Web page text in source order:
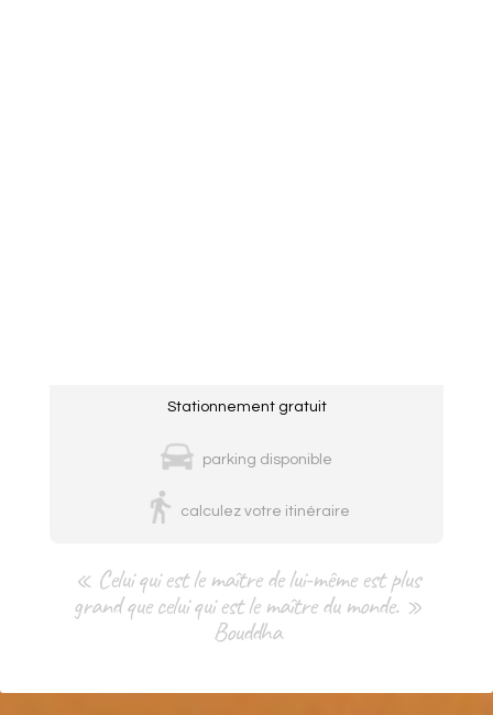
Stationnement gratuit
parking disponible
calculez votre itinéraire
« Celui qui est le maître de lui-même est plus
grand que celui qui est le maître du monde. »
Bouddha